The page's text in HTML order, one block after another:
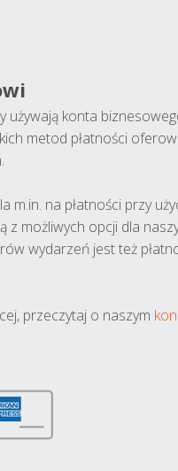
używają konta
metod płatności
m.in. na płatności przy
z możliwych opcji dla
wydarzeń jest też
przeczytaj o naszym